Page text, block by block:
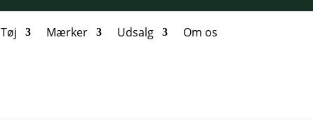
Tøj Mærker Udsalg Om os